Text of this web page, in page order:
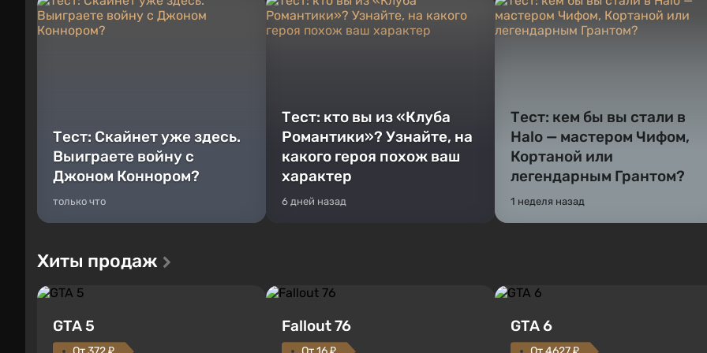
Тест: Скайнет уже здесь.
Выиграете войну с
Джоном Коннором?
только что
Тест: кто вы из «Клуба
Романтики»? Узнайте, на
какого героя похож ваш
характер
6 дней назад
Тест: кем бы вы стали в
Halo — мастером Чифом,
Кортаной или
легендарным Грантом?
1 неделя назад
Хиты продаж
GTA 5 Fallout 76 GTA 6